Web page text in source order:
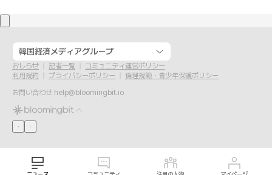
韓国経済メディアグループ
おしらせ 記者一覧
コミュニティ運営ポリシー
利用規約
プライバシーポリシー
倫理規範・青少年保護ポリシー
お問い合わせ help@bloomingbit.io
ニュース コミュニティ 注目の人物 マイページ